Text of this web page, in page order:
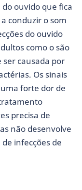
ouvido que fica
conduzir o som
do ouvido
como o são
ser causada por
Os sinais
forte dor de
precisa de
não desenvolve
infecções de